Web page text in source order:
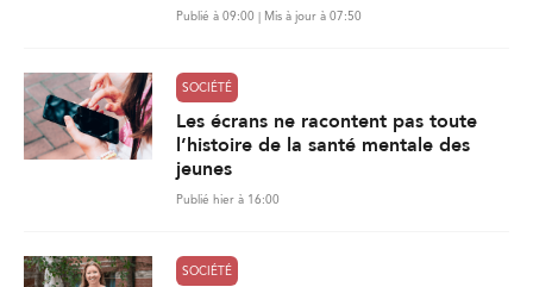
Publié à 09:00 | Mis à jour à 07:50
SOCIÉTÉ
Les écrans ne racontent pas toute
l’histoire de la santé mentale des
jeunes
Publié hier à 16:00
SOCIÉTÉ